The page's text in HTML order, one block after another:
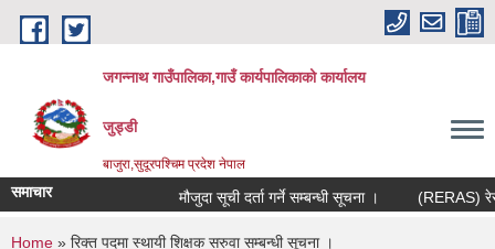
Skip to main content
जगन्नाथ गाउँपालिका,गाउँ कार्यपालिकाको कार्यालय
जुड्डी
बाजुरा,सुदूरपश्चिम प्रदेश नेपाल
समाचार मौजुदा सूची दर्ता गर्ने सम्बन्धी सूचना । (RERAS)
Home » रिक्त पदमा स्थायी शिक्षक सरुवा सम्बन्धी सूचना ।